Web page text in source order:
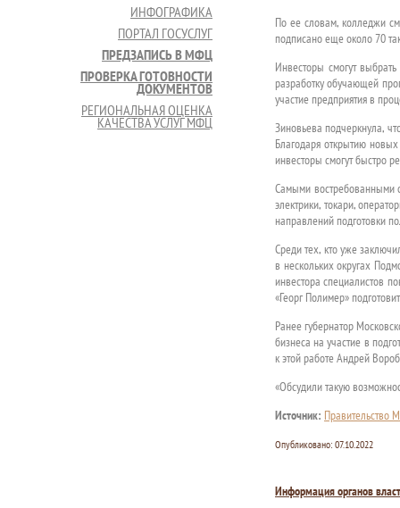
ИНФОГРАФИКА
ПОРТАЛ ГОСУСЛУГ
ПРЕДЗАПИСЬ В МФЦ
ПРОВЕРКА ГОТОВНОСТИ
ДОКУМЕНТОВ
РЕГИОНАЛЬНАЯ ОЦЕНКА
КАЧЕСТВА УСЛУГ МФЦ
По ее словам, колледжи
подписано еще около 70
Инвесторы смогут
разработку обучающей
участие предприятия в
Зиновьева подчеркнула,
Благодаря открытию
инвесторы смогут быстро
Самыми востребованными
электрики, токари,
направлений подготовки
Среди тех, кто уже
в нескольких округах
инвестора специалистов
«Георг Полимер»
Ранее губернатор
бизнеса на участие в
к этой работе Андрей
«Обсудили такую
Источник: Правительство
Опубликовано: 07.10.2022
Информация органов